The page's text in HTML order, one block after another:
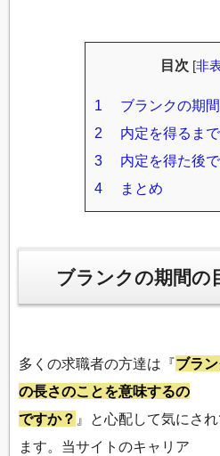
目次 [非
1 ブランクの期間
2 内定を得るまで
3内定を得た後で
4まとめ
ブランクの期間の
多くの求職者の方達は『ブラ
の長さのことを意味するの
ですか？ 』と心配して気にさ
ます。当サイトのキャリア